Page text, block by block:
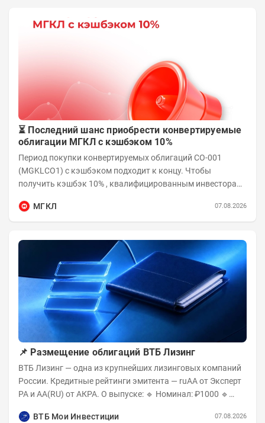
⏳ Последний шанс приобрести конвертируемые
облигации МГКЛ с кэшбэком 10%
Период покупки конвертируемых облигаций СО-001
(MGKLCO1) с кэшбэком подходит к концу. Чтобы
получить кэшбэк 10% , квалифицированным инвесторам
МГКЛ
07.08.2026
📌 Размещение облигаций ВТБ Лизинг
ВТБ Лизинг — одна из крупнейших лизинговых компаний
России. Кредитные рейтинги эмитента — ruAA от Эксперт
РА и AA(RU) от АКРА. О выпуске: 🔹 Номинал: ₽1000 🔹
ВТБ Мои Инвестиции
07.08.2026